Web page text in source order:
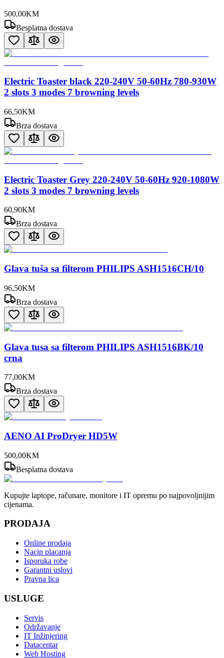
500,00KM
Besplatna dostava
Electric Toaster black 220-240V 50-60Hz 780-930W
2 slots 3 modes 7 browning levels
66,50KM
Brza dostava
Electric Toaster Grey 220-240V 50-60Hz 920-1080W
2 slots 3 modes 7 browning levels
60,90KM
Brza dostava
Glava tuša sa filterom PHILIPS ASH1516CH/10
96,50KM
Brza dostava
Glava tusa sa filterom PHILIPS ASH1516BK/10
crna
77,00KM
Brza dostava
AENO AI ProDryer HD5W
500,00KM
Besplatna dostava
Kupujte laptope, računare, monitore i IT opremu po najpovoljnijim
cijenama.
PRODAJA
Online prodaja
Nacin placanja
Isporuka robe
Garantni uslovi
Pravna lica
USLUGE
Servis
Održavanje
IT Inžinjering
Datacentar
Web Hosting